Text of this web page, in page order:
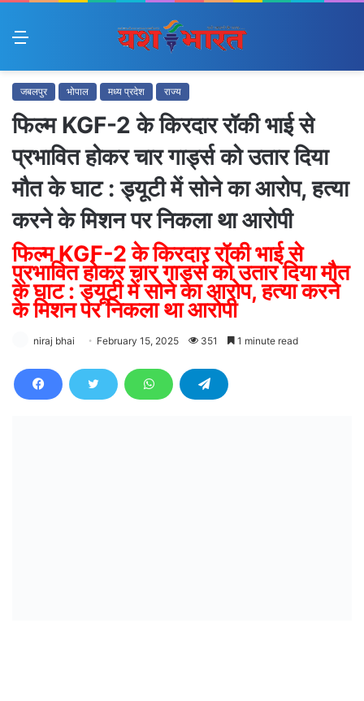
Menu
जबलपुर भोपाल मध्य प्रदेश राज्य
फिल्म KGF-2 के किरदार रॉकी भाई से
प्रभावित होकर चार गार्ड्स को उतार दिया
मौत के घाट : ड्यूटी में सोने का आरोप, हत्या
करने के मिशन पर निकला था आरोपी
फिल्म KGF-2 के किरदार रॉकी भाई से
प्रभावित होकर चार गार्ड्स को उतार दिया मौत
के घाट : ड्यूटी में सोने का आरोप, हत्या करने
के मिशन पर निकला था आरोपी
niraj bhai February 15, 2025 351 1 minute read